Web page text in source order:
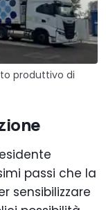
produttivo di
passi che la
sensibilizzare